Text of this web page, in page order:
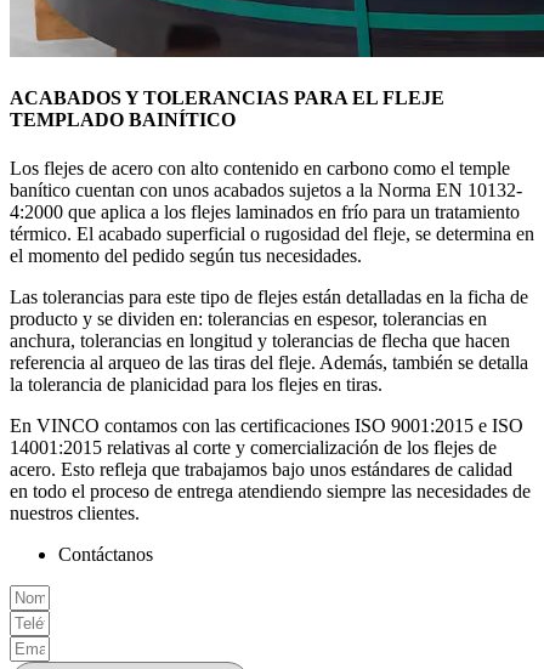
ACABADOS Y TOLERANCIAS PARA EL FLEJE
TEMPLADO BAINÍTICO
Los flejes de acero con alto contenido en carbono como el temple
banítico cuentan con unos acabados sujetos a la Norma EN 10132-
4:2000 que aplica a los flejes laminados en frío para un tratamiento
térmico. El acabado superficial o rugosidad del fleje, se determina en
el momento del pedido según tus necesidades.
Las tolerancias para este tipo de flejes están detalladas en la ficha de
producto y se dividen en: tolerancias en espesor, tolerancias en
anchura, tolerancias en longitud y tolerancias de flecha que hacen
referencia al arqueo de las tiras del fleje. Además, también se detalla
la tolerancia de planicidad para los flejes en tiras.
En VINCO contamos con las certificaciones ISO 9001:2015 e ISO
14001:2015 relativas al corte y comercialización de los flejes de
acero. Esto refleja que trabajamos bajo unos estándares de calidad
en todo el proceso de entrega atendiendo siempre las necesidades de
nuestros clientes.
Contáctanos